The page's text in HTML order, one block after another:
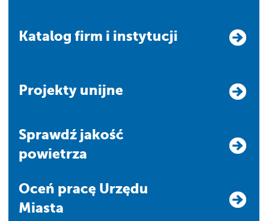
Katalog firm i instytucji
Projekty unijne
Sprawdź jakość
powietrza
Oceń pracę Urzędu
Miasta